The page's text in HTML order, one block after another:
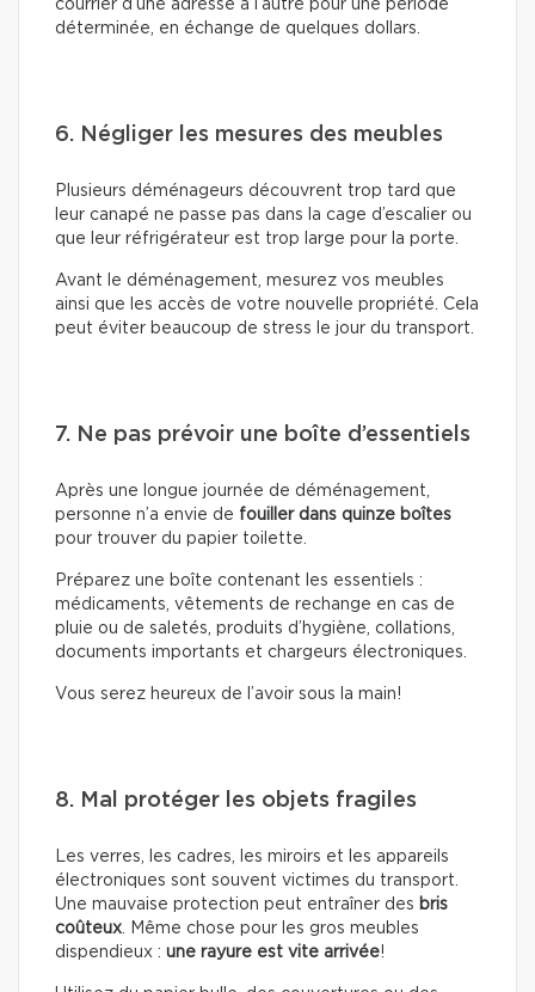
courrier d’une adresse à l’autre pour une période
déterminée, en échange de quelques dollars.
6. Négliger les mesures des meubles
Plusieurs déménageurs découvrent trop tard que
leur canapé ne passe pas dans la cage d’escalier ou
que leur réfrigérateur est trop large pour la porte.
Avant le déménagement, mesurez vos meubles
ainsi que les accès de votre nouvelle propriété. Cela
peut éviter beaucoup de stress le jour du transport.
7. Ne pas prévoir une boîte d’essentiels
Après une longue journée de déménagement,
personne n’a envie de fouiller dans quinze boîtes
pour trouver du papier toilette.
Préparez une boîte contenant les essentiels :
médicaments, vêtements de rechange en cas de
pluie ou de saletés, produits d’hygiène, collations,
documents importants et chargeurs électroniques.
Vous serez heureux de l’avoir sous la main!
8. Mal protéger les objets fragiles
Les verres, les cadres, les miroirs et les appareils
électroniques sont souvent victimes du transport.
Une mauvaise protection peut entraîner des bris
coûteux. Même chose pour les gros meubles
dispendieux : une rayure est vite arrivée!